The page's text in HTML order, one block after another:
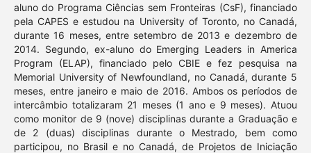
aluno do Programa Ciências sem Fronteiras (CsF), financiado
pela CAPES e estudou na University of Toronto, no Canadá,
durante 16 meses, entre setembro de 2013 e dezembro de
2014. Segundo, ex-aluno do Emerging Leaders in America
Program (ELAP), financiado pelo CBIE e fez pesquisa na
Memorial University of Newfoundland, no Canadá, durante 5
meses, entre janeiro e maio de 2016. Ambos os períodos de
intercâmbio totalizaram 21 meses (1 ano e 9 meses). Atuou
como monitor de 9 (nove) disciplinas durante a Graduação e
de 2 (duas) disciplinas durante o Mestrado, bem como
participou, no Brasil e no Canadá, de Projetos de Iniciação